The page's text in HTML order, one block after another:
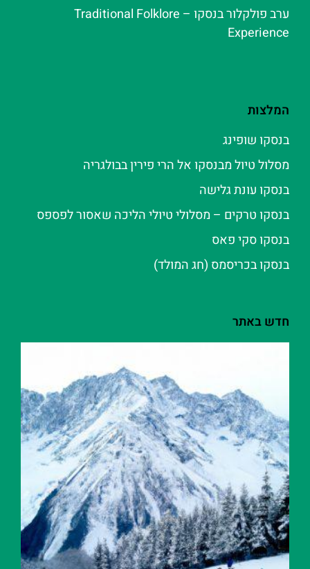
ערב פולקלור בנסקו – Traditional Folklore
Experience
המלצות
בנסקו שופינג
מסלול טיול מבנסקו אל הרי פירין בבולגריה
בנסקו עונת גלישה
בנסקו טרקים – מסלולי טיולי הליכה שאסור לפספס
בנסקו סקי פאס
בנסקו בכריסמס (חג המולד)
חדש באתר